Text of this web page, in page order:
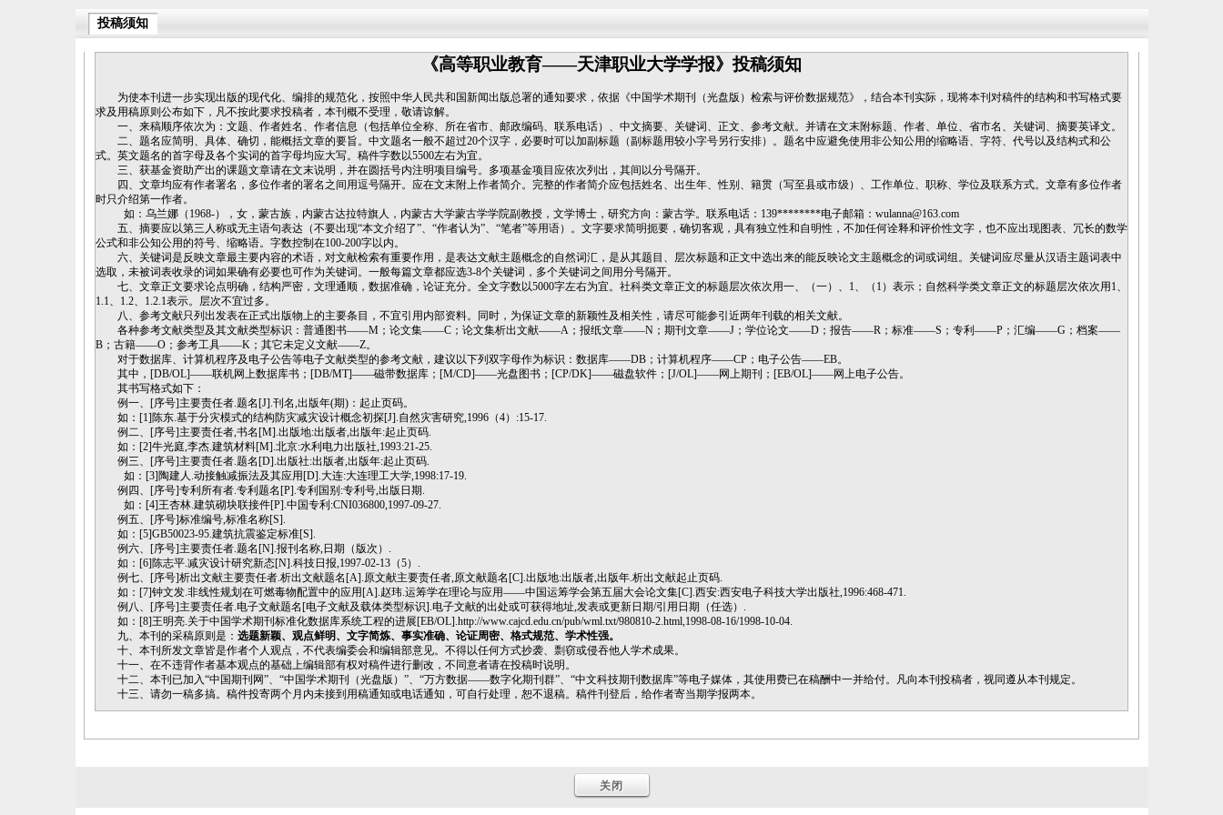
投稿须知
《高等职业教育——天津职业大学学报》投稿须知
为使本刊进一步实现出版的现代化、编排的规范化，按照中华人民共和国新闻出版总署的通知要求，依据《中国学术期刊（光盘版）检索与评价数据规范》，结合本刊实际，现将本刊对稿件的结构和书写格式要
求及用稿原则公布如下，凡不按此要求投稿者，本刊概不受理，敬请谅解。
一、来稿顺序依次为：文题、作者姓名、作者信息（包括单位全称、所在省市、邮政编码、联系电话）、中文摘要、关键词、正文、参考文献。并请在文末附标题、作者、单位、省市名、关键词、摘要英译文。
二、题名应简明、具体、确切，能概括文章的要旨。中文题名一般不超过20个汉字，必要时可以加副标题（副标题用较小字号另行安排）。题名中应避免使用非公知公用的缩略语、字符、代号以及结构式和公
式。英文题名的首字母及各个实词的首字母均应大写。稿件字数以5500左右为宜。
三、获基金资助产出的课题文章请在文末说明，并在圆括号内注明项目编号。多项基金项目应依次列出，其间以分号隔开。
四、文章均应有作者署名，多位作者的署名之间用逗号隔开。应在文末附上作者简介。完整的作者简介应包括姓名、出生年、性别、籍贯（写至县或市级）、工作单位、职称、学位及联系方式。文章有多位作者
时只介绍第一作者。
如：乌兰娜（1968-），女，蒙古族，内蒙古达拉特旗人，内蒙古大学蒙古学学院副教授，文学博士，研究方向：蒙古学。联系电话：139********电子邮箱：wulanna@163.com
五、摘要应以第三人称或无主语句表达（不要出现“本文介绍了”、“作者认为”、“笔者”等用语）。文字要求简明扼要，确切客观，具有独立性和自明性，不加任何诠释和评价性文字，也不应出现图表、冗长的数学
公式和非公知公用的符号、缩略语。字数控制在100-200字以内。
六、关键词是反映文章最主要内容的术语，对文献检索有重要作用，是表达文献主题概念的自然词汇，是从其题目、层次标题和正文中选出来的能反映论文主题概念的词或词组。关键词应尽量从汉语主题词表中
选取，未被词表收录的词如果确有必要也可作为关键词。一般每篇文章都应选3-8个关键词，多个关键词之间用分号隔开。
七、文章正文要求论点明确，结构严密，文理通顺，数据准确，论证充分。全文字数以5000字左右为宜。社科类文章正文的标题层次依次用一、（一）、 1、（ 1 ）表示；自然科学类文章正文的标题层次依次用 1、
1.1、 1.2、 1.2.1表示。层次不宜过多。
八、参考文献只列出发表在正式出版物上的主要条目，不宜引用内部资料。同时，为保证文章的新颖性及相关性，请尽可能参引近两年刊载的相关文献。
各种参考文献类型及其文献类型标识： 普通图书——M；论文集——C；论文集析出文献——A；报纸文章——N；期刊文章——J；学位论文——D；报告——R；标准——S；专利——P；汇编——G；档案——
B；古籍——O；参考工具——K；其它未定义文献——Z。
对于数据库、计算机程序及电子公告等电子文献类型的参考文献，建议以下列双字母作为标识：数据库——DB ；计算机程序——CP ；电子公告——EB。
其中， [DB/OL]——联机网上数据库书； [DB/MT]——磁带数据库； [M/CD]——光盘图书； [CP/DK]——磁盘软件； [J/OL]——网上期刊； [EB/OL]——网上电子公告。
其书写格式如下：
例一、 [序号]主要责任者.题名 [J].刊名,出版年(期) ：起止页码。
如：[1]陈东.基于分灾模式的结构防灾减灾设计概念初探[J].自然灾害研究,1996（4）:15-17.
例二、 [序号]主要责任者,书名 [M].出版地:出版者,出版年:起止页码.
如：[2]牛光庭,李杰.建筑材料[M].北京:水利电力出版社,1993:21-25.
例三、 [序号]主要责任者.题名 [D].出版社:出版者,出版年:起止页码.
如：[3]陶建人.动接触减振法及其应用[D].大连:大连理工大学,1998:17-19.
例四、 [序号]专利所有者.专利题名 [P].专利国别 :专利号,出版日期.
如：[4]王杏林.建筑砌块联接件[P].中国专利:CNI036800,1997-09-27.
例五、 [序号]标准编号,标准名称[S].
如：[5]GB50023-95.建筑抗震鉴定标准[S].
例六、 [序号]主要责任者.题名 [N].报刊名称,日期（版次） .
如：[6]陈志平.减灾设计研究新态[N].科技日报,1997-02-13（5）.
例七、 [序号]析出文献主要责任者.析出文献题名 [A].原文献主要责任者,原文献题名 [C].出版地:出版者,出版年.析出文献起止页码.
如：[7]钟文发.非线性规划在可燃毒物配置中的应用[A].赵玮.运筹学在理论与应用——中国运筹学会第五届大会论文集[C].西安:西安电子科技大学出版社,1996:468-471.
例八、 [序号]主要责任者.电子文献题名 [电子文献及载体类型标识].电子文献的出处或可获得地址,发表或更新日期/引用日期（任选） .
如：[8]王明亮.关于中国学术期刊标准化数据库系统工程的进展[EB/OL].http://www.cajcd.edu.cn/pub/wml.txt/980810-2.html,1998-08-16/1998-10-04.
九、本刊的采稿原则是： 选题新颖、观点鲜明、文字简炼、事实准确、论证周密、格式规范、学术性强。
十、本刊所发文章皆是作者个人观点，不代表编委会和编辑部意见。不得以任何方式抄袭、剽窃或侵吞他人学术成果。
十一、在不违背作者基本观点的基础上编辑部有权对稿件进行删改，不同意者请在投稿时说明。
十二、本刊已加入“中国期刊网”、“中国学术期刊（光盘版）”、“万方数据——数字化期刊群”、“中文科技期刊数据库”等电子媒体，其使用费已在稿酬中一并给付。凡向本刊投稿者，视同遵从本刊规定。
十三、请勿一稿多搞。稿件投寄两个月内未接到用稿通知或电话通知，可自行处理，恕不退稿。稿件刊登后，给作者寄当期学报两本。